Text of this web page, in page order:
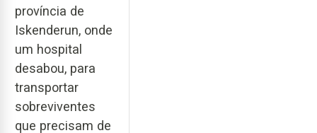
província de
Iskenderun, onde
um hospital
desabou, para
transportar
sobreviventes
que precisam de